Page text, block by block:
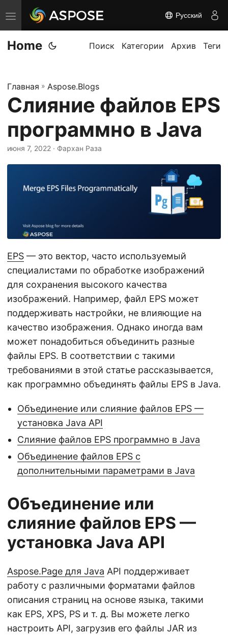
П
е
р
л
ю
и
т
ц
и
ю
Русский
Home Поиск Категории Архив Теги
Главная » Aspose.Blogs
Слияние файлов EPS
программно в Java
июня 7, 2022 · Фархан Раза
EPS — это вектор, часто используемый
специалистами по обработке изображений
для сохранения высокого качества
изображений. Например, файл EPS может
поддерживать настройки, не влияющие на
качество изображения. Однако иногда вам
может понадобиться объединить разные
файлы EPS. В соответствии с такими
требованиями в этой статье рассказывается,
как программно объединять файлы EPS в Java.
Объединение или слияние файлов EPS —
установка Java API
Слияние файлов EPS программно в Java
Объединение файлов EPS с
дополнительными параметрами в Java
Объединение или
слияние файлов EPS —
установка Java API
Aspose.Page для Java API поддерживает
работу с различными форматами файлов
описания страниц на основе языка, такими
как EPS, XPS, PS и т. д. Вы можете легко
настроить API, загрузив его файлы JAR из